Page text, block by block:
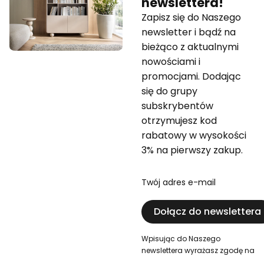
Zapisz się do Naszego
newsletter i bądź na
bieżąco z aktualnymi
nowościami i
promocjami. Dodając
się do grupy
subskrybentów
otrzymujesz kod
rabatowy w wysokości
3% na pierwszy zakup.
Twój adres e-mail
Dołącz do newslettera
Wpisując do Naszego
newslettera wyrażasz zgodę na